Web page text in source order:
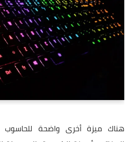
هناك ميزة أخرى واضحة